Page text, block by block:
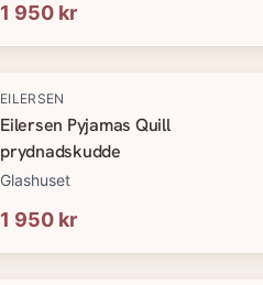
1 950 kr
EILERSEN
Eilersen Pyjamas Quill
prydnadskudde
Glashuset
1 950 kr